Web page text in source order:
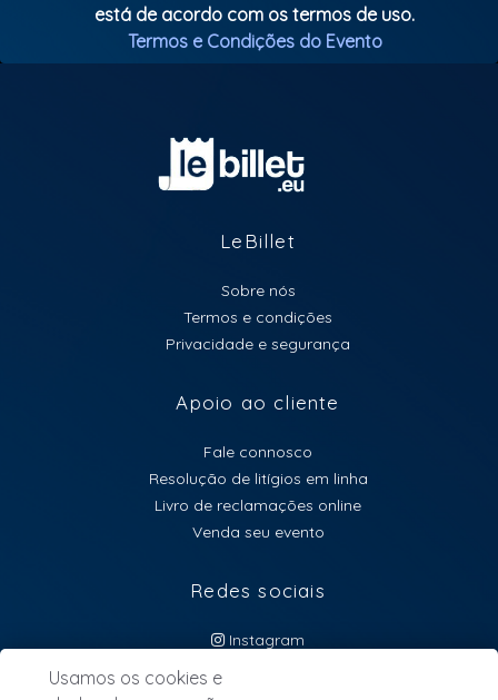
está de acordo com os termos de uso.
Termos e Condições do Evento
LeBillet
Sobre nós
Termos e condições
Privacidade e segurança
Apoio ao cliente
Fale connosco
Resolução de litígios em linha
Livro de reclamações online
Venda seu evento
Redes sociais
Instagram
atendimento@lebillet.eu
Usamos os cookies e